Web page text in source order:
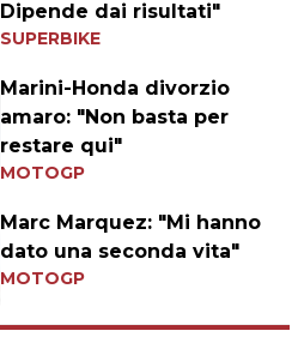
Dipende dai risultati"
SUPERBIKE
Marini-Honda divorzio
amaro: "Non basta per
restare qui"
MOTOGP
Marc Marquez: "Mi hanno
dato una seconda vita"
MOTOGP